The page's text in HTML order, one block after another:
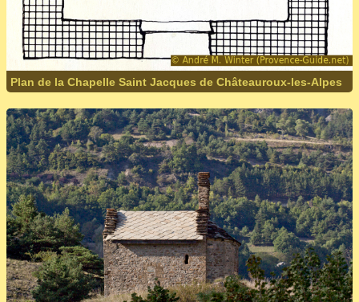
Plan de la Chapelle Saint Jacques de Châteauroux-les-Alpes